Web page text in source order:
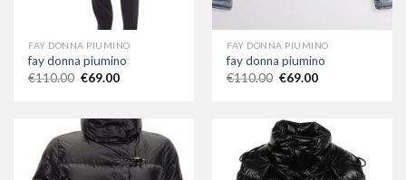
FAY DONNA PIUMINO
fay donna piumino
€110.00 €69.00
FAY DONNA PIUMINO
fay donna piumino
€110.00 €69.00